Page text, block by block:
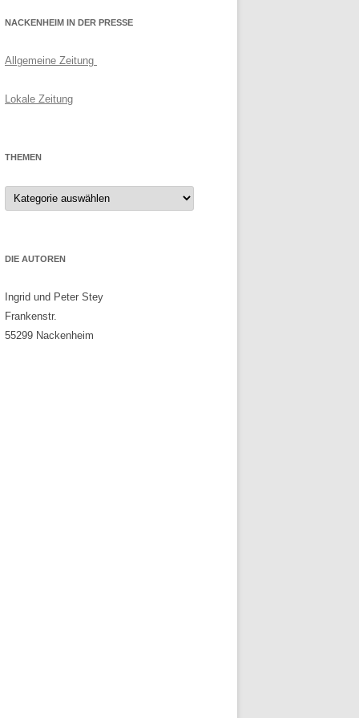
NACKENHEIM IN DER PRESSE
Allgemeine Zeitung
Lokale Zeitung
THEMEN
Themen
DIE AUTOREN
Ingrid und Peter Stey
Frankenstr.
55299 Nackenheim